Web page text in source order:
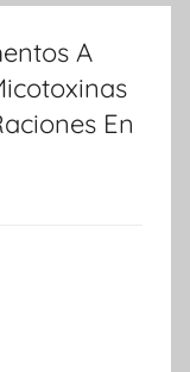
A
En